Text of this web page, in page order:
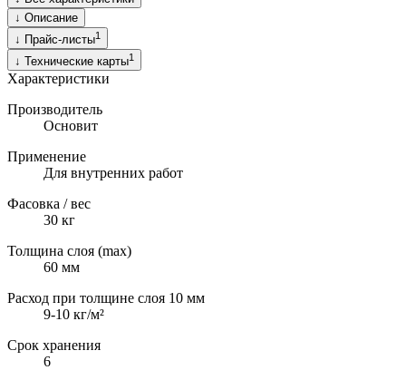
↓ Описание
↓ Прайс-листы1
↓ Технические карты1
Характеристики
Производитель
Основит
Применение
Для внутренних работ
Фасовка / вес
30 кг
Толщина слоя (max)
60 мм
Расход при толщине слоя 10 мм
9-10 кг/м²
Срок хранения
6